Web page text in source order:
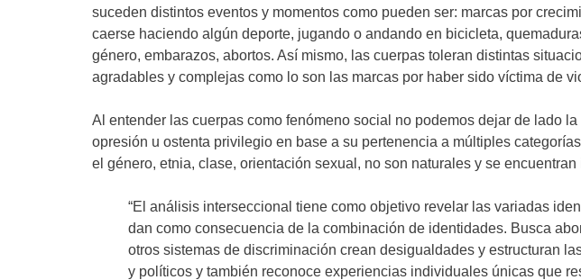
suceden distintos eventos y momentos como pueden ser: marcas por
caerse haciendo algún deporte, jugando o andando en bicicleta,
género, embarazos, abortos. Así mismo, las cuerpas toleran distintas
agradables y complejas como lo son las marcas por haber sido víctima de
Al entender las cuerpas como fenómeno social no podemos dejar de lado
opresión u ostenta privilegio en base a su pertenencia a múltiples
el género, etnia, clase, orientación sexual, no son naturales y se
“El análisis interseccional tiene como objetivo revelar las variadas
dan como consecuencia de la combinación de identidades. Busca
otros sistemas de discriminación crean desigualdades y estructuran
y políticos y también reconoce experiencias individuales únicas que